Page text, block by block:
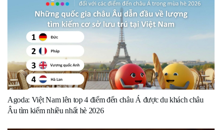
Agoda: Việt Nam lên top 4 điểm đến châu Á được du khách châu
Âu tìm kiếm nhiều nhất hè 2026